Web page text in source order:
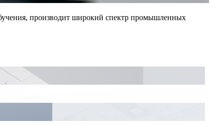
производит широкий спектр промышленных